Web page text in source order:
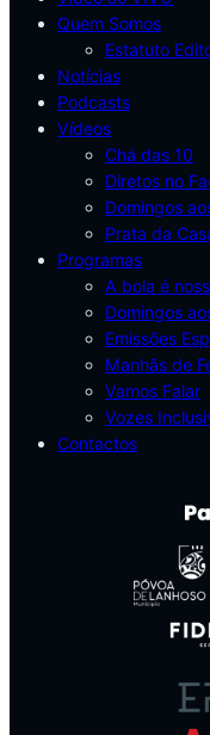
Quem Somos
Estatuto
Notícias
Podcasts
Vídeos
Chá das 10
Diretos no
Domingos
Prata da
Programas
A bola é
Domingos
Emissões
Manhãs de
Vamos Falar
Vozes
Contactos